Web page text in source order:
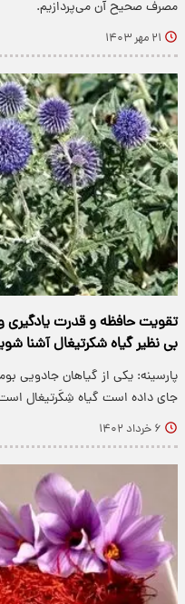
مصرف صحیح آن می‌پردازیم.
۲۱ مهر ۱۴۰۳
تقویت حافظه و قدرت یادگیری
بی نظیر گیاه شکرتیغال آشنا
پارسینه: یکی از گیاهان جادویی
جای داده است گیاه شِکَرتیغال
۶ خرداد ۱۴۰۲